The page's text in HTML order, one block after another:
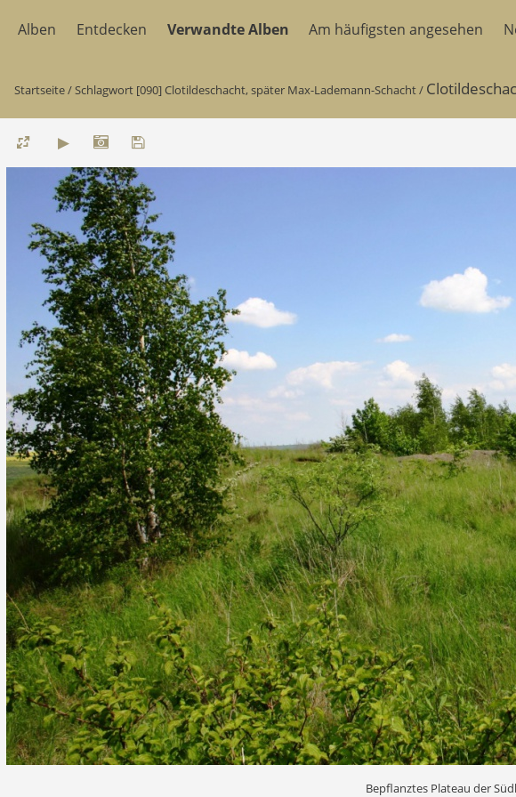
Alben Entdecken Verwandte Alben Am häufigsten angesehen
Startseite/Schlagwort [090] Clotildeschacht, später Max-Lademann-Schacht/
Bepflanztes Plateau der